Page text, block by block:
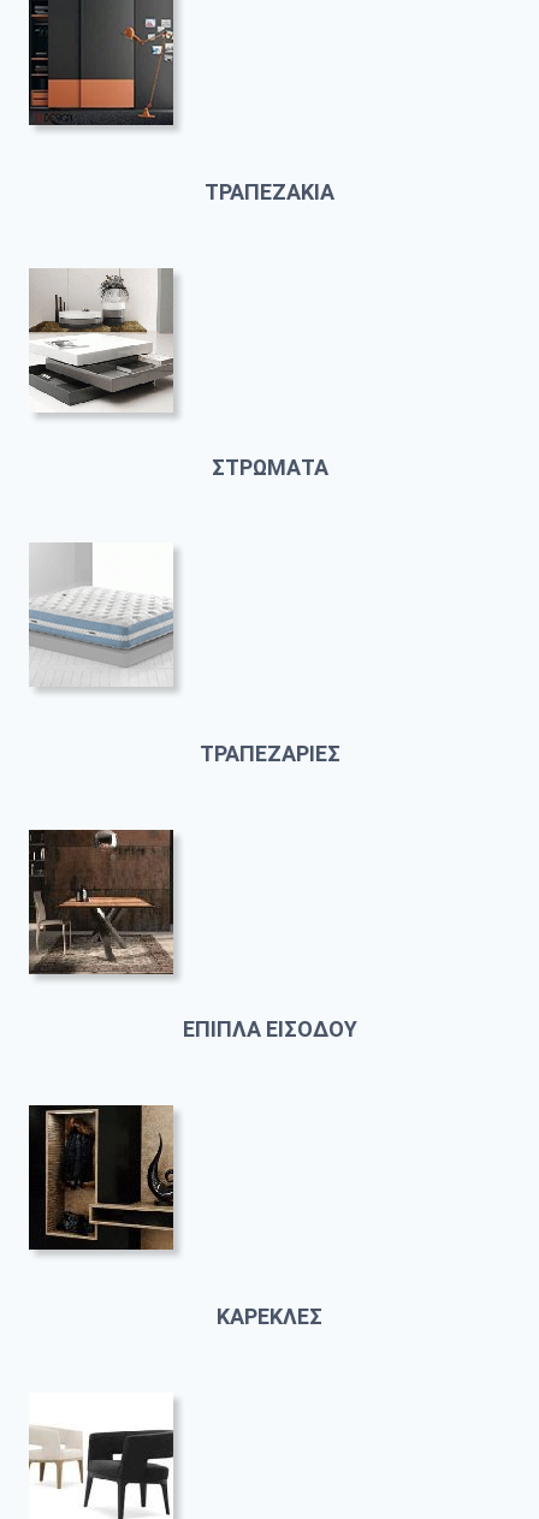
ΤΡΑΠΕΖΑΚΙΑ
ΣΤΡΩΜΑΤΑ
ΤΡΑΠΕΖΑΡΙΕΣ
ΕΠΙΠΛΑ ΕΙΣΟΔΟΥ
ΚΑΡΕΚΛΕΣ